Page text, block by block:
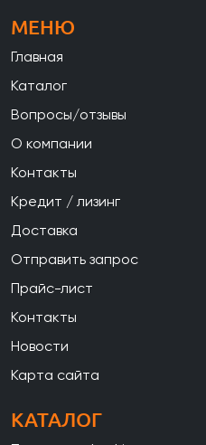
МЕНЮ
Главная
Каталог
Вопросы/отзывы
О компании
Контакты
Кредит / лизинг
Доставка
Отправить запрос
Прайс-лист
Контакты
Новости
Карта сайта
КАТАЛОГ